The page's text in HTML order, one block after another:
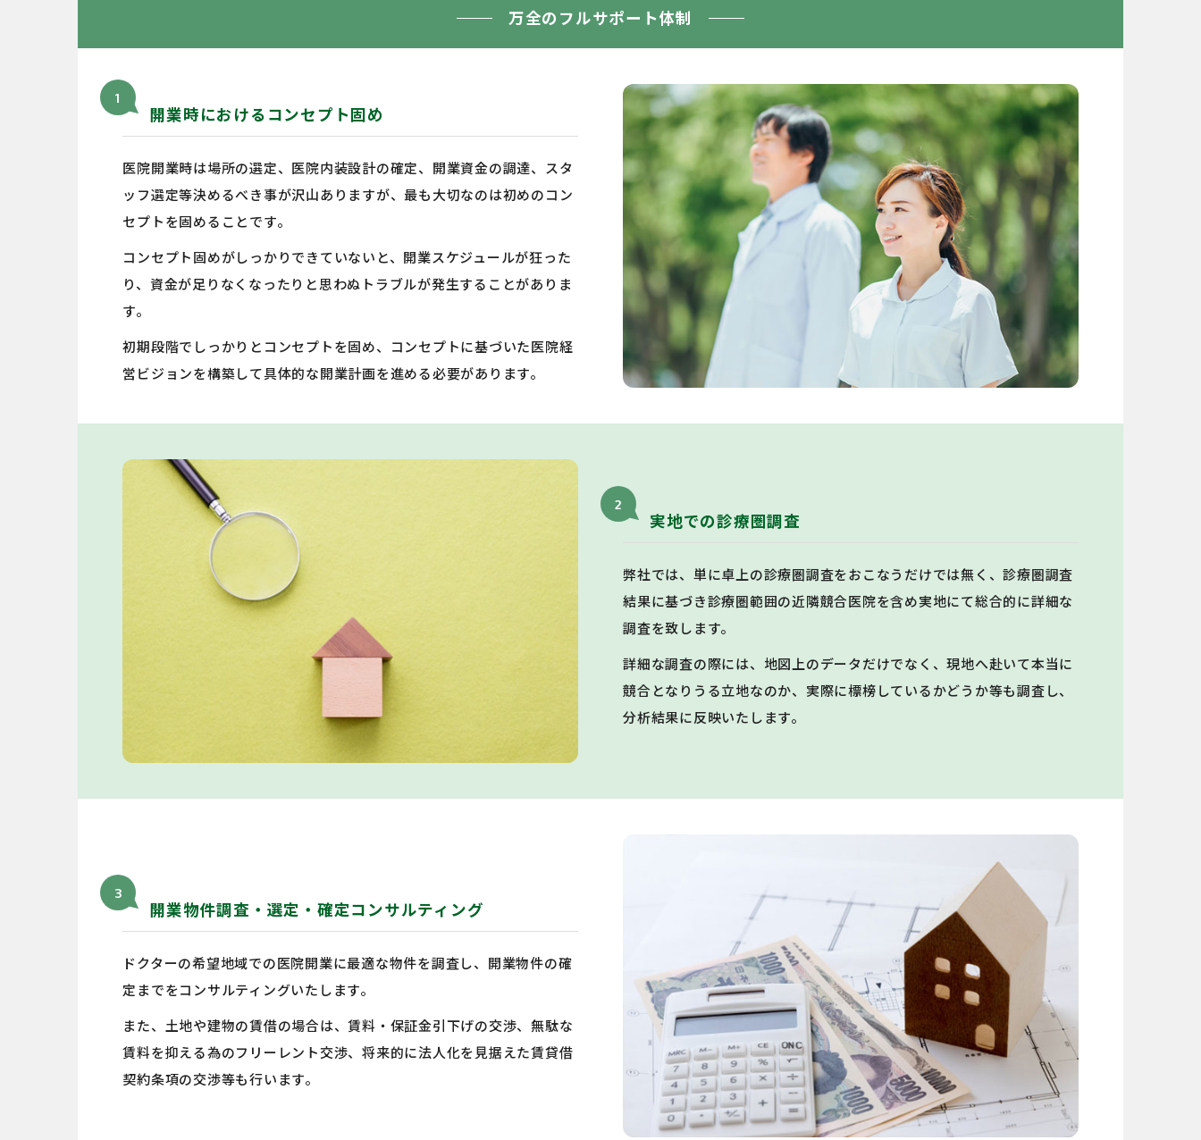
万全のフルサポート体制
1
開業時におけるコンセプト固め
医院開業時は場所の選定、医院内装設計の確定、開業資金の調達、スタ
ッフ選定等決めるべき事が沢山ありますが、最も大切なのは初めのコン
セプトを固めることです。
コンセプト固めがしっかりできていないと、開業スケジュールが狂った
り、資金が足りなくなったりと思わぬトラブルが発生することがありま
す。
初期段階でしっかりとコンセプトを固め、コンセプトに基づいた医院経
営ビジョンを構築して具体的な開業計画を進める必要があります。
2
実地での診療圏調査
弊社では、単に卓上の診療圏調査をおこなうだけでは無く、診療圏調査
結果に基づき診療圏範囲の近隣競合医院を含め実地にて総合的に詳細な
調査を致します。
詳細な調査の際には、地図上のデータだけでなく、現地へ赴いて本当に
競合となりうる立地なのか、実際に標榜しているかどうか等も調査し、
分析結果に反映いたします。
3
開業物件調査・選定・確定コンサルティング
ドクターの希望地域での医院開業に最適な物件を調査し、開業物件の確
定までをコンサルティングいたします。
また、土地や建物の賃借の場合は、賃料・保証金引下げの交渉、無駄な
賃料を抑える為のフリーレント交渉、将来的に法人化を見据えた賃貸借
契約条項の交渉等も行います。